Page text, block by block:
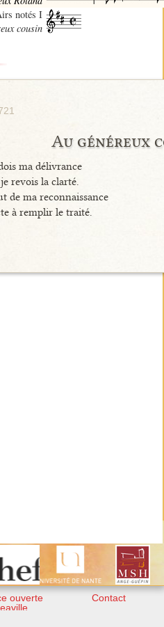
notés I
cousin
Au généreux
ma délivrance
revois la clarté.
de ma reconnaissance
à remplir le traité.
ouverte
Contact